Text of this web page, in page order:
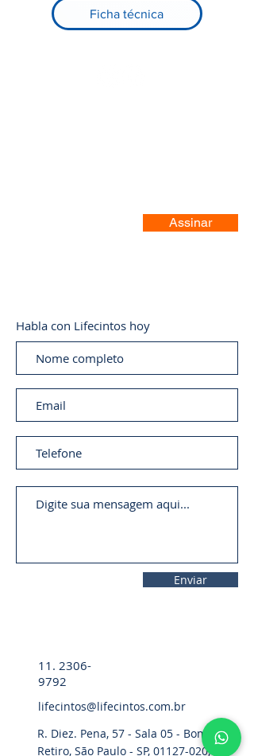
Ficha técnica
Assinar
Habla con Lifecintos hoy
Enviar
11. 2306-
9792
lifecintos@lifecintos.com.br
R. Diez. Pena, 57 - Sala 05 - Bom
Retiro, São Paulo - SP, 01127-020,